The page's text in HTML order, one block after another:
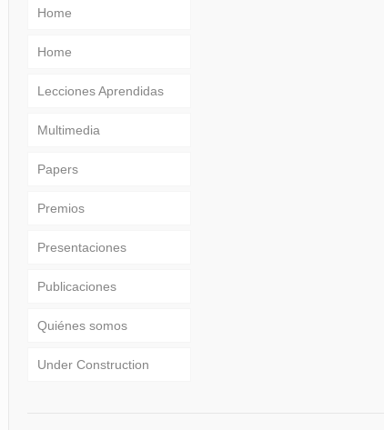
Home
Home
Lecciones Aprendidas
Multimedia
Papers
Premios
Presentaciones
Publicaciones
Quiénes somos
Under Construction